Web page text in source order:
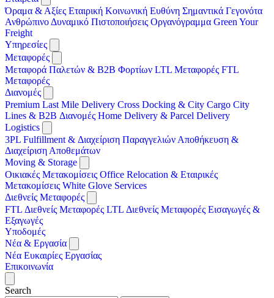
Όραμα & Αξίες Εταιρική Κοινωνική Ευθύνη Σημαντικά Γεγονότα
Ανθρώπινο Δυναμικό Πιστοποιήσεις Οργανόγραμμα Green Your
Freight
Υπηρεσίες
Μεταφορές
Μεταφορά Παλετών & B2B Φορτίων LTL Μεταφορές FTL
Μεταφορές
Διανομές
Premium Last Mile Delivery Cross Docking & City Cargo City
Lines & B2B Διανομές Home Delivery & Parcel Delivery
Logistics
3PL Fulfillment & Διαχείριση Παραγγελιών Αποθήκευση &
Διαχείριση Αποθεμάτων
Moving & Storage
Οικιακές Μετακομίσεις Office Relocation & Εταιρικές
Μετακομίσεις White Glove Services
Διεθνείς Μεταφορές
FTL Διεθνείς Μεταφορές LTL Διεθνείς Μεταφορές Εισαγωγές &
Εξαγωγές
Υποδομές
Νέα & Εργασία
Νέα Ευκαιρίες Εργασίας
Επικοινωνία
Search